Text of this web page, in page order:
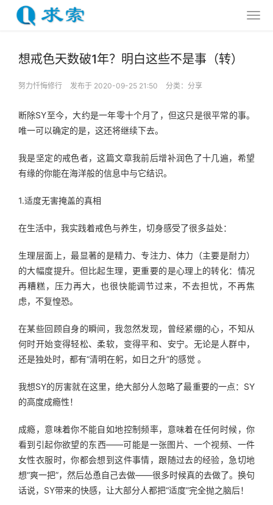
想戒色天数破1年？明白这些不是事（转）
努力忏悔修行 发布于 2020-09-25 21:50 分类： 分享
断除SY至今，大约是一年零十个月了，但这只是很平常的事。
唯一可以确定的是，这还将继续下去。
我是坚定的戒色者，这篇文章我前后增补润色了十几遍，希望
有缘的你能在海洋般的信息中与它结识。
1.适度无害掩盖的真相
在生活中，我实践着戒色与养生，切身感受了很多益处：
生理层面上，最显著的是精力、专注力、体力（主要是耐力）
的大幅度提升。但比起生理，更重要的是心理上的转化：情况
再糟糕，压力再大，也很快能调节过来，不去担忧，不再焦
虑，不复惶恐。
在某些回顾自身的瞬间，我忽然发现，曾经紧绷的心，不知从
何时开始变得轻松、柔软，变得平和、安宁。无论是人群中，
还是独处时，都有“清明在躬，如日之升”的感觉 。
我想SY的厉害就在这里，绝大部分人忽略了最重要的一点：SY
的高度成瘾性！
成瘾，意味着你不能自如地控制频率，意味着在任何时候，你
看到引起你欲望的东西——可能是一张图片、一个视频、一件
女性衣服时，你都会想到这件事情，跟随过去的经验，急切地
想“爽一把”，然后怂恿自己去做——很多时候真的去做了。换句
话说，SY带来的快感，让大部分人都把“适度”完全抛之脑后！